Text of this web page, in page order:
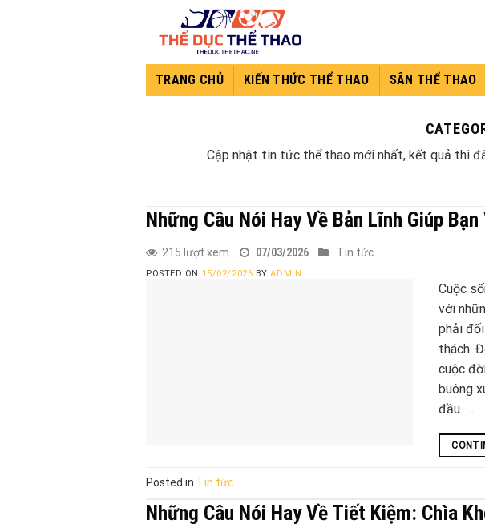
content
TRANG CHỦ
KIẾN THỨC THỂ THAO SÂN THỂ THAO
Cập nhật tin tức thể thao mới nhất, kết quả thi
Những Câu Nói Hay Về Bản Lĩnh Giúp
215 lượt xem 07/03/2026 Tin tức
POSTED ON 15/02/2026 BYADMIN
Cuộc
với
phải
thách.
cuộc
buông
đầu. …
Posted in Tin tức
Những Câu Nói Hay Về Tiết Kiệm: Chìa